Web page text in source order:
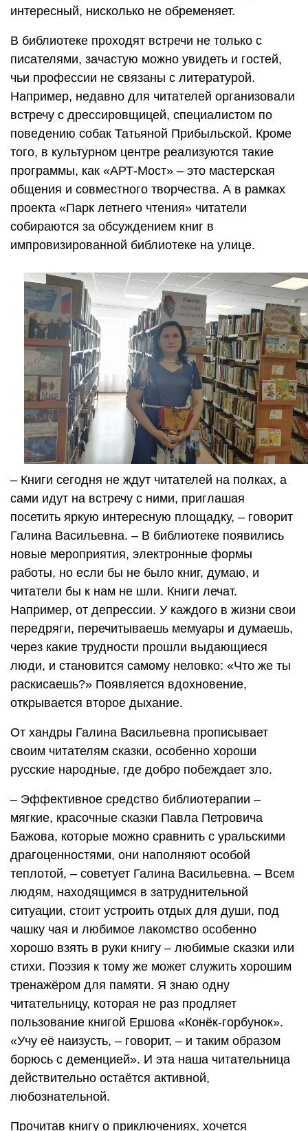
интересный, нисколько не обременяет.
В библиотеке проходят встречи не только с
писателями, зачастую можно увидеть и гостей,
чьи профессии не связаны с литературой.
Например, недавно для читателей организовали
встречу с дрессировщицей, специалистом по
поведению собак Татьяной Прибыльской. Кроме
того, в культурном центре реализуются такие
программы, как «АРТ-Мост» – это мастерская
общения и совместного творчества. А в рамках
проекта «Парк летнего чтения» читатели
собираются за обсуждением книг в
импровизированной библиотеке на улице.
– Книги сегодня не ждут читателей на полках, а
сами идут на встречу с ними, приглашая
посетить яркую интересную площадку, – говорит
Галина Васильевна. – В библиотеке появились
новые мероприятия, электронные формы
работы, но если бы не было книг, думаю, и
читатели бы к нам не шли. Книги лечат.
Например, от депрессии. У каждого в жизни свои
передряги, перечитываешь мемуары и думаешь,
через какие трудности прошли выдающиеся
люди, и становится самому неловко: «Что же ты
раскисаешь?» Появляется вдохновение,
открывается второе дыхание.
От хандры Галина Васильевна прописывает
своим читателям сказки, особенно хороши
русские народные, где добро побеждает зло.
– Эффективное средство библиотерапии –
мягкие, красочные сказки Павла Петровича
Бажова, которые можно сравнить с уральскими
драгоценностями, они наполняют особой
теплотой, – советует Галина Васильевна. – Всем
людям, находящимся в затруднительной
ситуации, стоит устроить отдых для души, под
чашку чая и любимое лакомство особенно
хорошо взять в руки книгу – любимые сказки или
стихи. Поэзия к тому же может служить хорошим
тренажёром для памяти. Я знаю одну
читательницу, которая не раз продляет
пользование книгой Ершова «Конёк-горбунок».
«Учу её наизусть, – говорит, – и таким образом
борюсь с деменцией». И эта наша читательница
действительно остаётся активной,
любознательной.
Прочитав книгу о приключениях, хочется